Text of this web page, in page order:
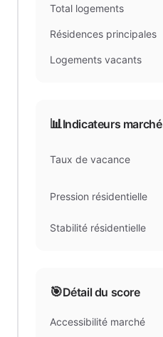
Total logements
Résidences principales
Logements vacants
📊Indicateurs marché
Taux de vacance
Pression résidentielle
Stabilité résidentielle
🎯Détail du score
Accessibilité marché